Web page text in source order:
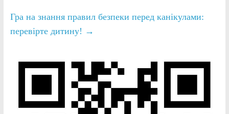
Гра на знання правил безпеки перед канікулами:
перевірте дитину! →